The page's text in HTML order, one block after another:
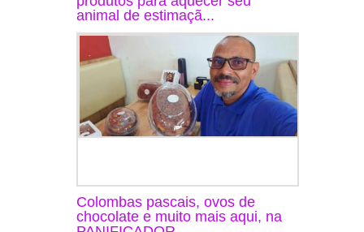
animal de estimaçã...
Colombas pascais, ovos de
chocolate e muito mais aqui, na